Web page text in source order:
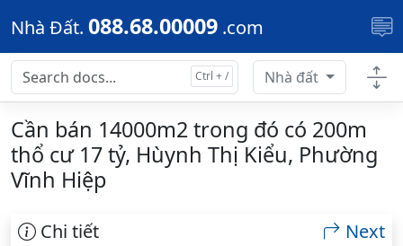
Skip to main content
Nhà Đất. 088.68.00009 .com
Nhà đất
Cần bán 14000m2 trong đó có 200m
thổ cư 17 tỷ, Hùynh Thị Kiểu, Phường
Vĩnh Hiệp
Chi tiết Next